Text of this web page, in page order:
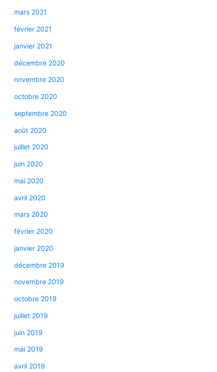
mars 2021
février 2021
janvier 2021
décembre 2020
novembre 2020
octobre 2020
septembre 2020
août 2020
juillet 2020
juin 2020
mai 2020
avril 2020
mars 2020
février 2020
janvier 2020
décembre 2019
novembre 2019
octobre 2019
juillet 2019
juin 2019
mai 2019
avril 2019